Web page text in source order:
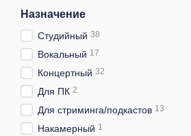
Назначение
Студийный 38
Вокальный 17
Концертный 32
Для ПК 2
Для стриминга/подкастов 13
Накамерный 1